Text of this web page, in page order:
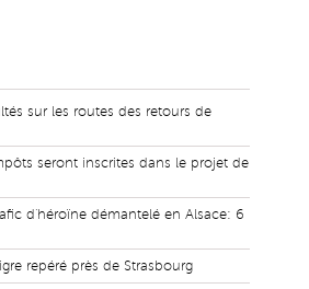
sur les routes des retours de
seront inscrites dans le projet de
d'héroïne démantelé en Alsace: 6
repéré près de Strasbourg